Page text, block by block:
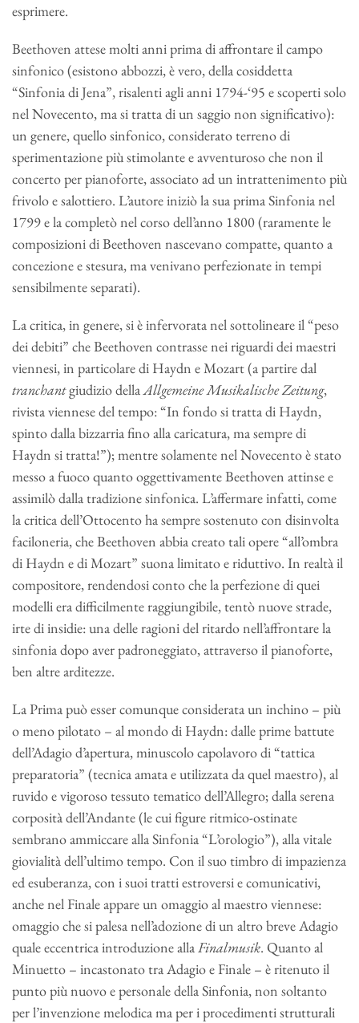
esprimere.
Beethoven attese molti anni prima di affrontare il campo
sinfonico (esistono abbozzi, è vero, della cosiddetta
“Sinfonia di Jena”, risalenti agli anni 1794-‘95 e scoperti solo
nel Novecento, ma si tratta di un saggio non significativo):
un genere, quello sinfonico, considerato terreno di
sperimentazione più stimolante e avventuroso che non il
concerto per pianoforte, associato ad un intrattenimento più
frivolo e salottiero. L’autore iniziò la sua prima Sinfonia nel
1799 e la completò nel corso dell’anno 1800 (raramente le
composizioni di Beethoven nascevano compatte, quanto a
concezione e stesura, ma venivano perfezionate in tempi
sensibilmente separati).
La critica, in genere, si è infervorata nel sottolineare il “peso
dei debiti” che Beethoven contrasse nei riguardi dei maestri
viennesi, in particolare di Haydn e Mozart (a partire dal
tranchantgiudizio dellaAllgemeine Musikalische Zeitung,
rivista viennese del tempo: “In fondo si tratta di Haydn,
spinto dalla bizzarria fino alla caricatura, ma sempre di
Haydn si tratta!”); mentre solamente nel Novecento è stato
messo a fuoco quanto oggettivamente Beethoven attinse e
assimilò dalla tradizione sinfonica. L’affermare infatti, come
la critica dell’Ottocento ha sempre sostenuto con disinvolta
faciloneria, che Beethoven abbia creato tali opere “all’ombra
di Haydn e di Mozart” suona limitato e riduttivo. In realtà il
compositore, rendendosi conto che la perfezione di quei
modelli era difficilmente raggiungibile, tentò nuove strade,
irte di insidie: una delle ragioni del ritardo nell’affrontare la
sinfonia dopo aver padroneggiato, attraverso il pianoforte,
ben altre arditezze.
La Prima può esser comunque considerata un inchino – più
o meno pilotato – al mondo di Haydn: dalle prime battute
dell’Adagio d’apertura, minuscolo capolavoro di “tattica
preparatoria” (tecnica amata e utilizzata da quel maestro), al
ruvido e vigoroso tessuto tematico dell’Allegro; dalla serena
corposità dell’Andante (le cui figure ritmico-ostinate
sembrano ammiccare alla Sinfonia “L’orologio”), alla vitale
giovialità dell’ultimo tempo. Con il suo timbro di impazienza
ed esuberanza, con i suoi tratti estroversi e comunicativi,
anche nel Finale appare un omaggio al maestro viennese:
omaggio che si palesa nell’adozione di un altro breve Adagio
quale eccentrica introduzione allaFinalmusik. Quanto al
Minuetto – incastonato tra Adagio e Finale – è ritenuto il
punto più nuovo e personale della Sinfonia, non soltanto
per l’invenzione melodica ma per i procedimenti strutturali